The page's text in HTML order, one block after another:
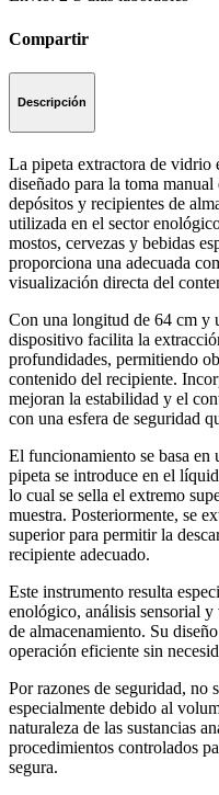
Compartir
Descripción
La pipeta extractora de vidrio
diseñado para la toma
depósitos y recipientes de
utilizada en el sector
mostos, cervezas y bebidas
proporciona una adecuada
visualización directa del
Con una longitud de 64 cm y
dispositivo facilita la
profundidades, permitiendo
contenido del recipiente.
mejoran la estabilidad y el
con una esfera de seguridad
El funcionamiento se basa en
pipeta se introduce en el
lo cual se sella el extremo
muestra. Posteriormente, se
superior para permitir la
recipiente adecuado.
Este instrumento resulta
enológico, análisis sensorial
de almacenamiento. Su
operación eficiente sin
Por razones de seguridad, no
especialmente debido al
naturaleza de las sustancias
procedimientos controlados
segura.